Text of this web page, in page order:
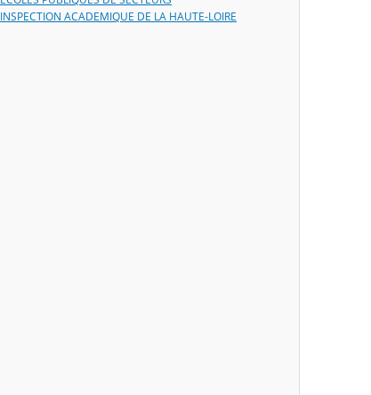
INSPECTION ACADEMIQUE DE LA HAUTE-LOIRE